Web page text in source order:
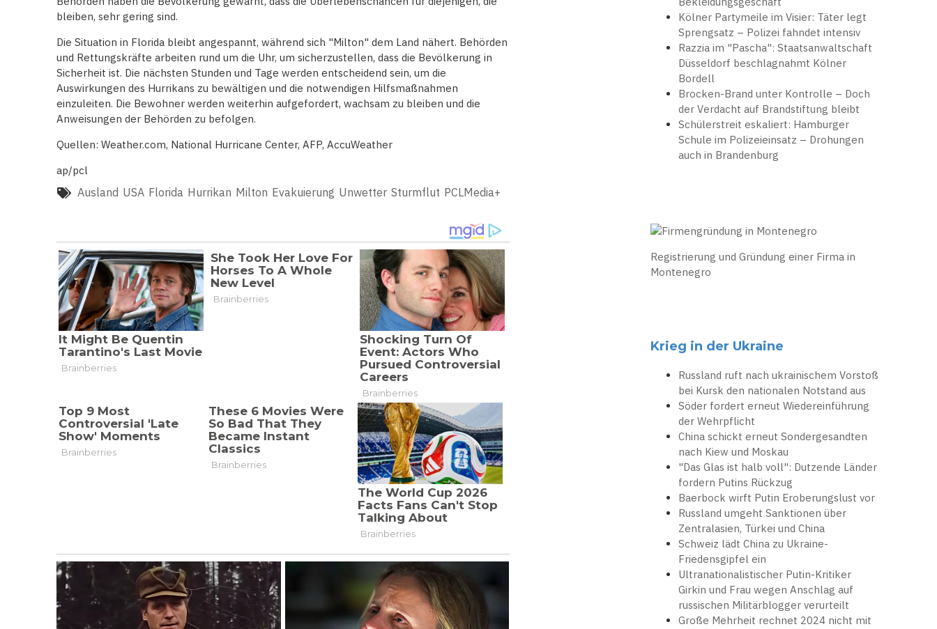
bleiben, sehr gering sind.
Die Situation in Florida bleibt angespannt, während sich "Milton" dem Land nähert. Behörden
und Rettungskräfte arbeiten rund um die Uhr, um sicherzustellen, dass die Bevölkerung in
Sicherheit ist. Die nächsten Stunden und Tage werden entscheidend sein, um die
Auswirkungen des Hurrikans zu bewältigen und die notwendigen Hilfsmaßnahmen
einzuleiten. Die Bewohner werden weiterhin aufgefordert, wachsam zu bleiben und die
Anweisungen der Behörden zu befolgen.
Quellen: Weather.com, National Hurricane Center, AFP, AccuWeather
ap/pcl
Ausland USA Florida Hurrikan Milton Evakuierung Unwetter Sturmflut PCLMedia+
Kölner Partymeile im Visier: Täter legt
Sprengsatz – Polizei fahndet intensiv
Razzia im "Pascha": Staatsanwaltschaft
Düsseldorf beschlagnahmt Kölner
Bordell
Brocken-Brand unter Kontrolle – Doch
der Verdacht auf Brandstiftung bleibt
Schülerstreit eskaliert: Hamburger
Schule im Polizeieinsatz – Drohungen
auch in Brandenburg
Registrierung und Gründung einer Firma in
Montenegro
Krieg in der Ukraine
Russland ruft nach ukrainischem Vorstoß
bei Kursk den nationalen Notstand aus
Söder fordert erneut Wiedereinführung
der Wehrpflicht
China schickt erneut Sondergesandten
nach Kiew und Moskau
"Das Glas ist halb voll": Dutzende Länder
fordern Putins Rückzug
Baerbock wirft Putin Eroberungslust vor
Russland umgeht Sanktionen über
Zentralasien, Türkei und China
Schweiz lädt China zu Ukraine-
Friedensgipfel ein
Ultranationalistischer Putin-Kritiker
Girkin und Frau wegen Anschlag auf
russischen Militärblogger verurteilt
Große Mehrheit rechnet 2024 nicht mit